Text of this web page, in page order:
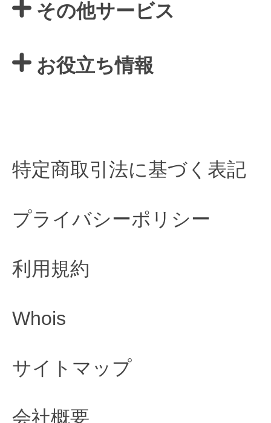
その他サービス
お役立ち情報
特定商取引法に基づく表記
プライバシーポリシー
利用規約
Whois
サイトマップ
会社概要